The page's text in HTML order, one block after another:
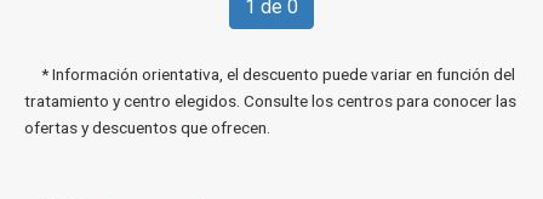
1 de 0
* Información orientativa, el descuento puede variar en función del
tratamiento y centro elegidos. Consulte los centros para conocer las
ofertas y descuentos que ofrecen.